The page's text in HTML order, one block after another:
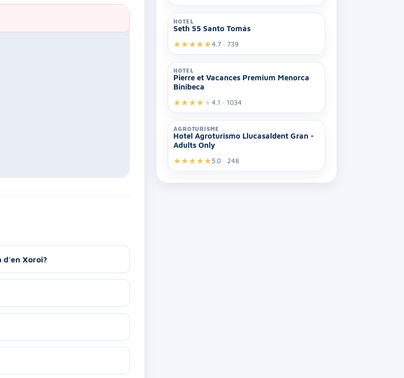
d'en Xoroi?
HOTEL
Seth 55 Santo Tomás
★★★★★4.7 · 739
HOTEL
Pierre et Vacances Premium Menorca
Binibeca
★★★★ ★4.1 · 1034
AGROTURISME
Hotel Agroturismo Llucasaldent Gran -
Adults Only
★★★★★5.0 · 248